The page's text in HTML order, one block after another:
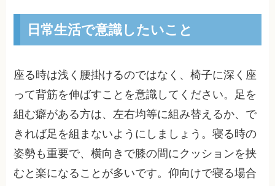
日常生活で意識したいこと
座る時は浅く腰掛けるのではなく、椅子に深く座
って背筋を伸ばすことを意識してください。足を
組む癖がある方は、左右均等に組み替えるか、で
きれば足を組まないようにしましょう。寝る時の
姿勢も重要で、横向きで膝の間にクッションを挟
むと楽になることが多いです。仰向けで寝る場合